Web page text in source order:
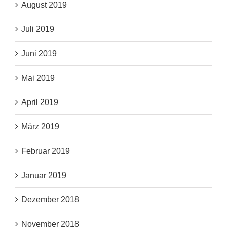
August 2019
Juli 2019
Juni 2019
Mai 2019
April 2019
März 2019
Februar 2019
Januar 2019
Dezember 2018
November 2018